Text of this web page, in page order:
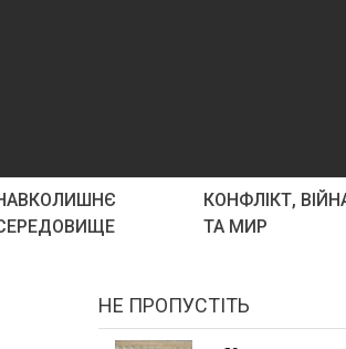
КОНФЛІКТ,
ТА МИР
НЕ ПРОПУСТІТЬ